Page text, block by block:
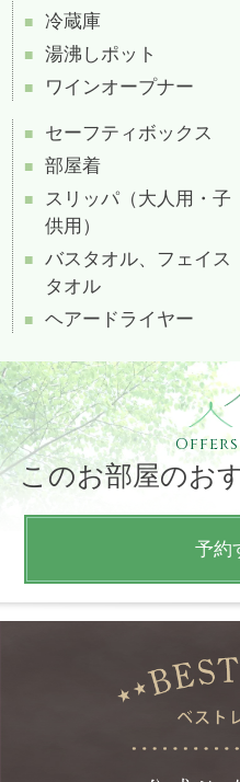
冷蔵庫
湯沸しポット
ワインオープナー
セーフティボックス
部屋着
スリッパ（大人用・子
供用）
バスタオル、フェイス
タオル
ヘアードライヤー
Offers
このお部屋のお
予約